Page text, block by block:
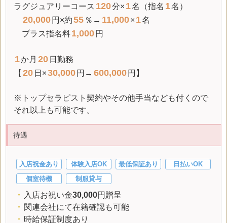
ラグジュアリーコース 120分× 1名（指名 1名）
20,000 円×約55 ％→ 11,000× 1名
プラス指名料1,000 円
1か月 20 日勤務
【 20 日×30,000 円→ 600,000 円】
※トップセラピスト契約やその他手当なども付くので
それ以上も可能です。
待遇
入店祝金あり 体験入店OK 最低保証あり
日払いOK
個室待機
制服貸与
・ 入店お祝い金30,000円贈呈
・ 関連会社にて在籍確認も可能
・ 時給保証制度あり